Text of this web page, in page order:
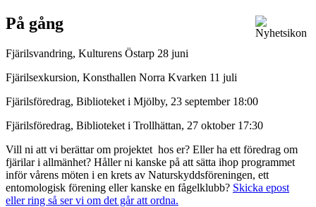
På gång
Fjärilsvandring, Kulturens Östarp 28 juni
Fjärilsexkursion, Konsthallen Norra Kvarken 11 juli
Fjärilsföredrag, Biblioteket i Mjölby, 23 september 18:00
Fjärilsföredrag, Biblioteket i Trollhättan, 27 oktober 17:30
Vill ni att vi berättar om projektet hos er? Eller ha ett föredrag om
fjärilar i allmänhet? Håller ni kanske på att sätta ihop programmet
inför vårens möten i en krets av Naturskyddsföreningen, ett
entomologisk förening eller kanske en fågelklubb? Skicka epost
eller ring så ser vi om det går att ordna.